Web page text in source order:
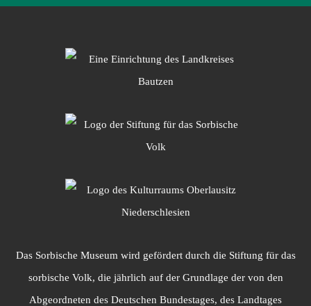
Das Sorbische Museum wird gefördert durch die Stiftung für das
sorbische Volk, die jährlich auf der Grundlage der von den
Abgeordneten des Deutschen Bundestages, des Landtages